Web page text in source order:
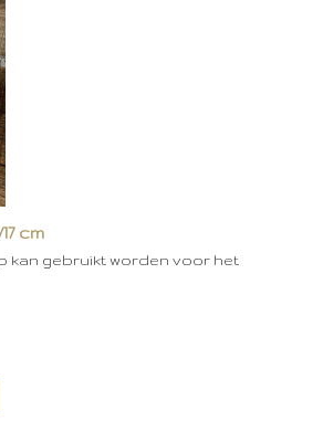
cm
kan gebruikt worden voor het